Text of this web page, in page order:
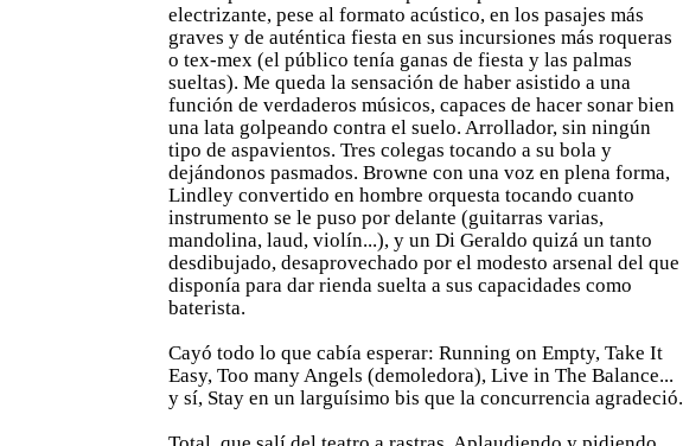
electrizante, pese al formato acústico, en los pasajes más
graves y de auténtica fiesta en sus incursiones más roqueras
o tex-mex (el público tenía ganas de fiesta y las palmas
sueltas). Me queda la sensación de haber asistido a una
función de verdaderos músicos, capaces de hacer sonar bien
una lata golpeando contra el suelo. Arrollador, sin ningún
tipo de aspavientos. Tres colegas tocando a su bola y
dejándonos pasmados. Browne con una voz en plena forma,
Lindley convertido en hombre orquesta tocando cuanto
instrumento se le puso por delante (guitarras varias,
mandolina, laud, violín...), y un Di Geraldo quizá un tanto
desdibujado, desaprovechado por el modesto arsenal del que
disponía para dar rienda suelta a sus capacidades como
baterista.
Cayó todo lo que cabía esperar: Running on Empty, Take It
Easy, Too many Angels (demoledora), Live in The Balance...
y sí, Stay en un larguísimo bis que la concurrencia agradeció.